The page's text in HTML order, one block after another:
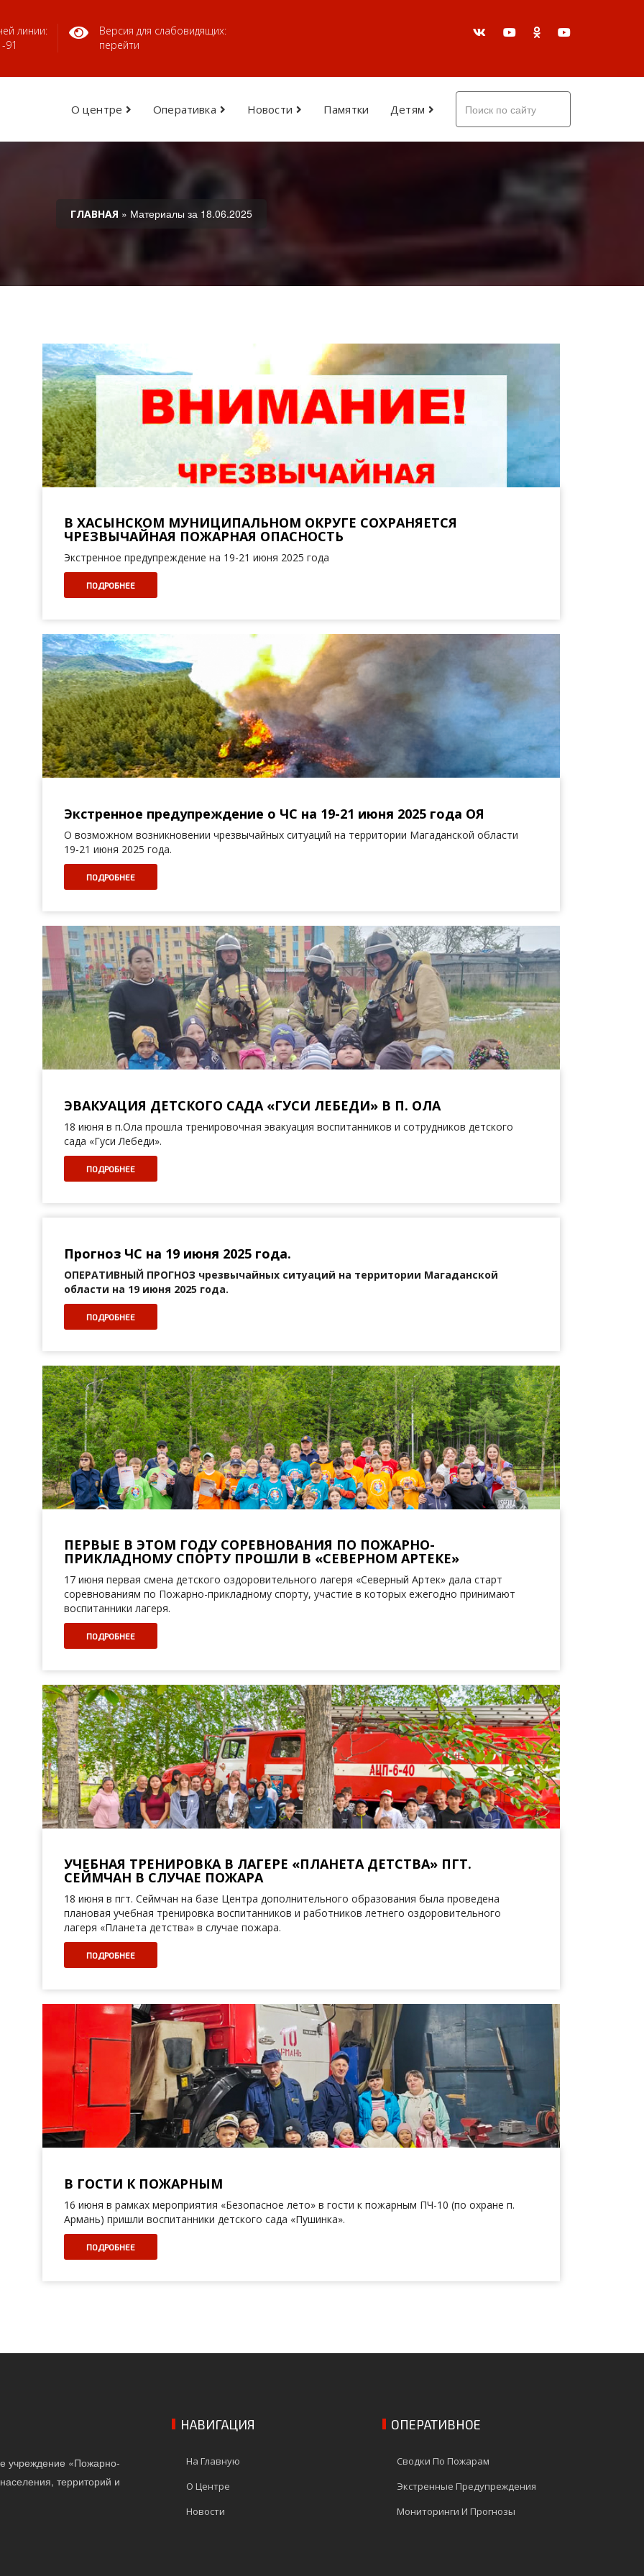
линии:
91
Версия для слабовидящих:
перейти
О центре Оперативка Новости Памятки Детям
ГЛАВНАЯ » Материалы за 18.06.2025
В ХАСЫНСКОМ МУНИЦИПАЛЬНОМ ОКРУГЕ СОХРАНЯЕТСЯ
ЧРЕЗВЫЧАЙНАЯ ПОЖАРНАЯ ОПАСНОСТЬ
Экстренное предупреждение на 19-21 июня 2025 года
ПОДРОБНЕЕ
Экстренное предупреждение о ЧС на 19-21 июня 2025 года ОЯ
О возможном возникновении чрезвычайных ситуаций на территории Магаданской области
19-21 июня 2025 года.
ПОДРОБНЕЕ
ЭВАКУАЦИЯ ДЕТСКОГО САДА «ГУСИ ЛЕБЕДИ» В П. ОЛА
18 июня в п.Ола прошла тренировочная эвакуация воспитанников и сотрудников детского
сада «Гуси Лебеди».
ПОДРОБНЕЕ
Прогноз ЧС на 19 июня 2025 года.
ОПЕРАТИВНЫЙ ПРОГНОЗ чрезвычайных ситуаций на территории Магаданской
области на 19 июня 2025 года.
ПОДРОБНЕЕ
ПЕРВЫЕ В ЭТОМ ГОДУ СОРЕВНОВАНИЯ ПО ПОЖАРНО-
ПРИКЛАДНОМУ СПОРТУ ПРОШЛИ В «СЕВЕРНОМ АРТЕКЕ»
17 июня первая смена детского оздоровительного лагеря «Северный Артек» дала старт
соревнованиям по Пожарно-прикладному спорту, участие в которых ежегодно принимают
воспитанники лагеря.
ПОДРОБНЕЕ
УЧЕБНАЯ ТРЕНИРОВКА В ЛАГЕРЕ «ПЛАНЕТА ДЕТСТВА» ПГТ.
СЕЙМЧАН В СЛУЧАЕ ПОЖАРА
18 июня в пгт. Сеймчан на базе Центра дополнительного образования была проведена
плановая учебная тренировка воспитанников и работников летнего оздоровительного
лагеря «Планета детства» в случае пожара.
ПОДРОБНЕЕ
В ГОСТИ К ПОЖАРНЫМ
16 июня в рамках мероприятия «Безопасное лето» в гости к пожарным ПЧ-10 (по охране п.
Армань) пришли воспитанники детского сада «Пушинка».
ПОДРОБНЕЕ
учреждение «Пожарно-
территорий и
НАВИГАЦИЯ
На Главную
О Центре
Новости
ОПЕРАТИВНОЕ
Сводки По Пожарам
Экстренные Предупреждения
Мониторинги И Прогнозы